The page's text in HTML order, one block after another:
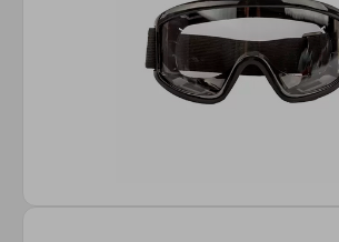
Totul pentru gospodărie